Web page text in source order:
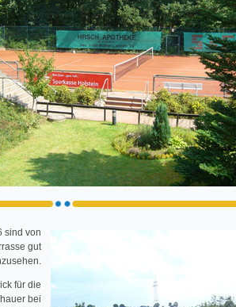
sind von
gut
für die
bei